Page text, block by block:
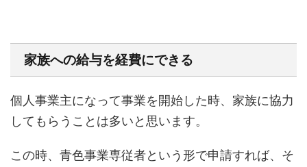
家族への給与を経費にできる
個人事業主になって事業を開始した時、家族に協力
してもらうことは多いと思います。
この時、青色事業専従者という形で申請すれば、そ